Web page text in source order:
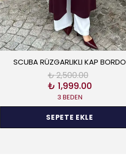
SCUBA RÜZGARLIKLI KAP BORDO
₺ 2,500.00
₺ 1,999.00
3 BEDEN
SEPETE EKLE